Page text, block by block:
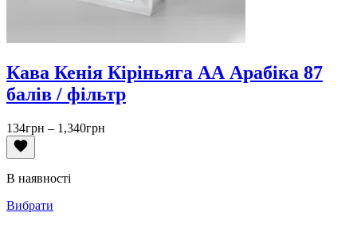
Кава Кенія Кіріньяга АА Арабіка 87
балів / фільтр
134грн – 1,340грн
В наявності
Вибрати